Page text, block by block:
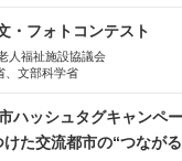
・フォトコンテスト
人福祉施設協議会
、文部科学省
ハッシュタグキャンペ
けた交流都市の“つなが